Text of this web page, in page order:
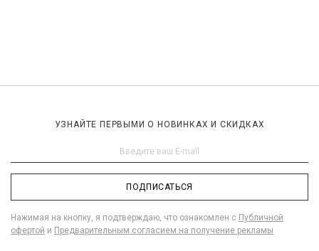
УЗНАЙТЕ ПЕРВЫМИ О НОВИНКАХ И СКИДКАХ
ПОДПИСАТЬСЯ
Нажимая на кнопку, я подтверждаю, что ознакомлен с Публичной
офертой и Предварительным согласием на получение рекламы